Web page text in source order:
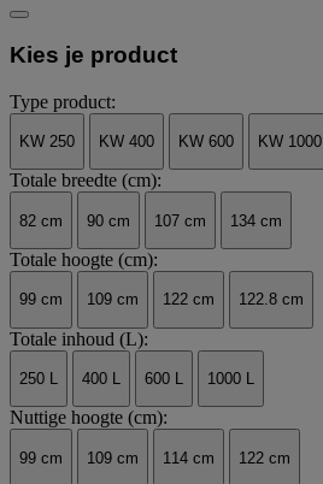
Kies je product
Type product:
KW 250 KW 400 KW 600 KW 1000
Totale breedte (cm):
82 cm 90 cm 107 cm 134 cm
Totale hoogte (cm):
99 cm 109 cm 122 cm 122.8 cm
Totale inhoud (L):
250 L 400 L 600 L 1000 L
Nuttige hoogte (cm):
99 cm 109 cm 114 cm 122 cm